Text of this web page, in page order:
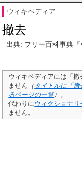
ウィキペディア
撤去
出典: フリー百科事典
ウィキペディアには「撤
ません （ タイトルに「
るページの一覧）
。
代わりに ウィクショナリ
ません。